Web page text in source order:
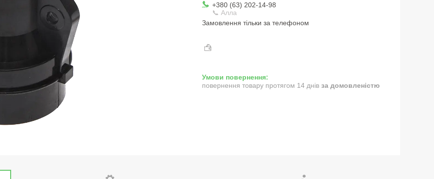
+380 (63) 202-14-98
📞 Алла
Замовлення тільки за телефоном
повернення товару протягом 14 днів за домовленістю